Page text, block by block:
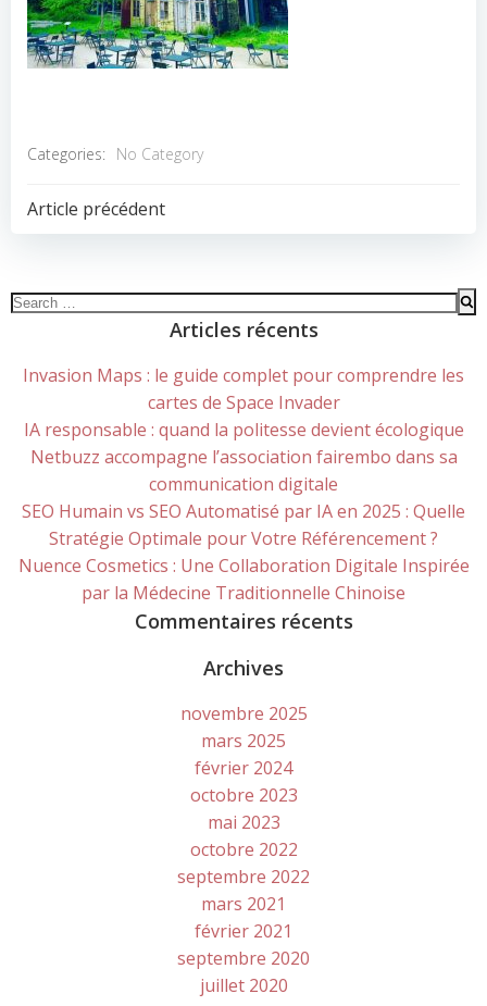
Categories: No Category
POST
Article précédent
Search
Articles récents
Invasion Maps : le guide complet pour comprendre les
cartes de Space Invader
IA responsable : quand la politesse devient écologique
Netbuzz accompagne l’association fairembo dans sa
communication digitale
SEO Humain vs SEO Automatisé par IA en 2025 : Quelle
Stratégie Optimale pour Votre Référencement ?
Nuence Cosmetics : Une Collaboration Digitale Inspirée
par la Médecine Traditionnelle Chinoise
Commentaires récents
Archives
novembre 2025
mars 2025
février 2024
octobre 2023
mai 2023
octobre 2022
septembre 2022
mars 2021
février 2021
septembre 2020
juillet 2020